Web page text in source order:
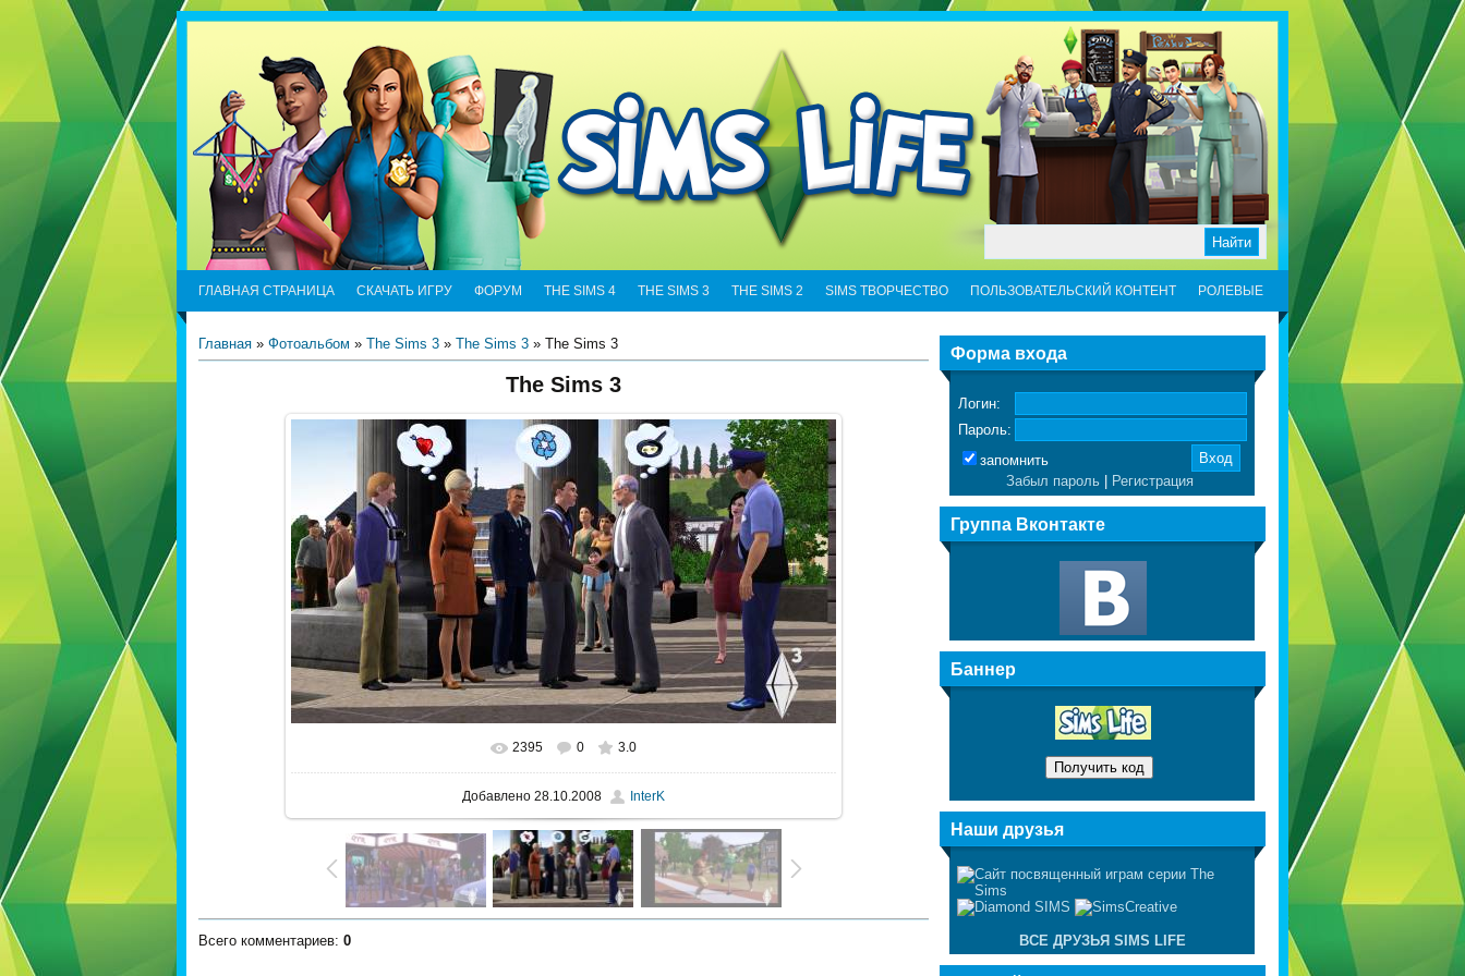
ГЛАВНАЯ СТРАНИЦА СКАЧАТЬ ИГРУ ФОРУМ THE SIMS 4 THE SIMS 3 THE SIMS 2 SIMS ТВОРЧЕСТВО ПОЛЬЗОВАТЕЛЬСКИЙ КОНТЕНТ РОЛЕВЫЕ
Главная » Фотоальбом » The Sims 3 » The Sims 3 » The Sims 3
The Sims 3
В реальном размере 1600x895
2395 0 3.0
Добавлено 28.10.2008 InterK
Всего комментариев: 0
Форма входа
Логин:
Пароль:
запомнить
Забыл пароль| Регистрация
Группа Вконтакте
Баннер
Наши друзья
ВСЕ ДРУЗЬЯ SIMS LIFE